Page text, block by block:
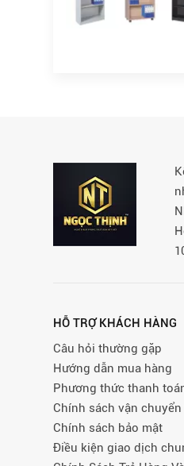
HỖ TRỢ KHÁCH HÀNG
Câu hỏi thường gặp
Hướng dẫn mua hàng
Phương thức thanh
Chính sách vận
Chính sách bảo mật
Điều kiện giao dịch